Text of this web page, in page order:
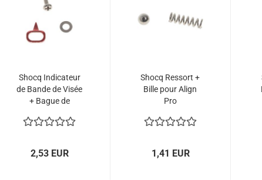
Shocq Indicateur
de Bande de Visée
+ Bague de
2,53 EUR
Shocq Ressort +
Bille pour Align
Pro
1,41 EUR